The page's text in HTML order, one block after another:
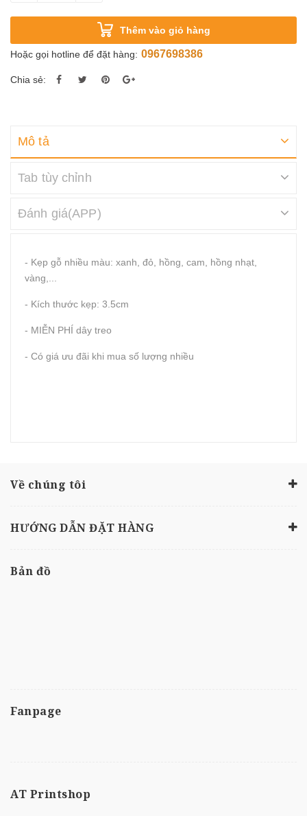
Thêm vào giỏ hàng
Hoặc gọi hotline để đặt hàng: 0967698386
Chia sẻ:
Mô tả
Tab tùy chỉnh
Đánh giá(APP)
- Kẹp gỗ nhiều màu: xanh, đỏ, hồng, cam, hồng nhạt,
vàng,...
- Kích thước kẹp: 3.5cm
- MIỄN PHÍ dây treo
- Có giá ưu đãi khi mua số lượng nhiều
Về chúng tôi
HƯỚNG DẪN ĐẶT HÀNG
Bản đồ
Fanpage
AT Printshop